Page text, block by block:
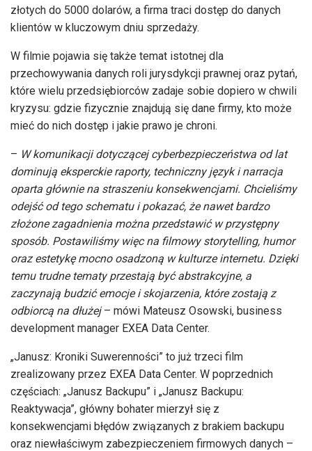
złotych do 5000 dolarów, a firma traci dostęp do danych
klientów w kluczowym dniu sprzedaży.
W filmie pojawia się także temat istotnej dla
przechowywania danych roli jurysdykcji prawnej oraz pytań,
które wielu przedsiębiorców zadaje sobie dopiero w chwili
kryzysu: gdzie fizycznie znajdują się dane firmy, kto może
mieć do nich dostęp i jakie prawo je chroni.
– W komunikacji dotyczącej cyberbezpieczeństwa od lat
dominują eksperckie raporty, techniczny język i narracja
oparta głównie na straszeniu konsekwencjami. Chcieliśmy
odejść od tego schematu i pokazać, że nawet bardzo
złożone zagadnienia można przedstawić w przystępny
sposób. Postawiliśmy więc na filmowy storytelling, humor
oraz estetykę mocno osadzoną w kulturze internetu. Dzięki
temu trudne tematy przestają być abstrakcyjne, a
zaczynają budzić emocje i skojarzenia, które zostają z
odbiorcą na dłużej– mówi Mateusz Osowski, business
development manager EXEA Data Center.
„Janusz: Kroniki Suwerenności” to już trzeci film
zrealizowany przez EXEA Data Center. W poprzednich
częściach: „Janusz Backupu” i „Janusz Backupu:
Reaktywacja”, główny bohater mierzył się z
konsekwencjami błędów związanych z brakiem backupu
oraz niewłaściwym zabezpieczeniem firmowych danych –